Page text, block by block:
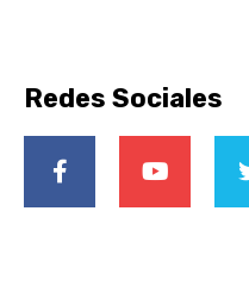
Redes Sociales